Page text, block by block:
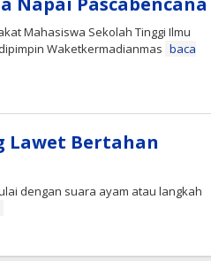
Mahasiswa Sekolah Tinggi Ilmu
Waketkermadianmas baca
Lawet Bertahan
dengan suara ayam atau langkah